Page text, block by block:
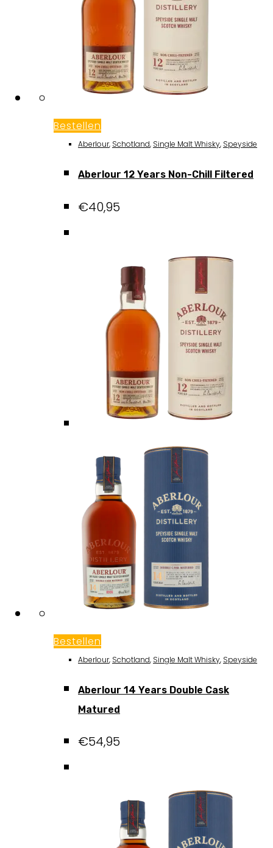
Bestellen
Aberlour, Schotland, Single Malt Whisky, Speyside
Aberlour 12 Years Non-Chill Filtered
€40,95
Bestellen
Aberlour, Schotland, Single Malt Whisky, Speyside
Aberlour 14 Years Double Cask
Matured
€54,95